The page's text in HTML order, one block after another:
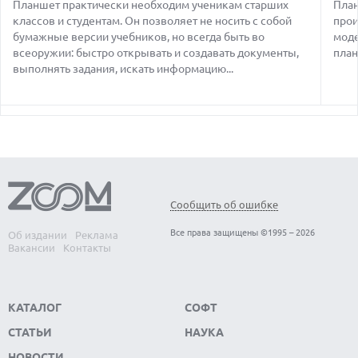
HUAWEI ПРЕДСТАВИЛА ПЛАНШЕТ MATEPAD PRO 2026
ТОЛЩИНОЙ 4,7 ММ И 12" OLED МАТРИЦЕЙ
06.08.2026
TROUVER ПРЕДСТАВИЛ НОВЫЕ ТЕХНОЛОГИИ ВЛАЖНОЙ
УБОРКИ И ЛИНЕЙКУ ТЕХНИКИ 2026 ГОДА
СПУТНИКОВОЙ СВЯЗЬЮ
06.08.2026
ФЕРМЕРЫ ИЗ КЕНТУККИ ОТВЕРГЛИ ПРЕДЛОЖЕНИЕ В 26
МИЛЛИОНОВ ДОЛЛАРОВ ЗА СТРОИТЕЛЬСТВО ЦОД
Планшет практически необходим ученикам старших
классов и студентам. Он позволяет не носить с собой
бумажные версии учебников, но всегда быть во
всеоружии: быстро открывать и создавать документы,
выполнять задания, искать информацию...
Об издании
Реклама
Вакансии
Контакты
Сообщить об ошибке
Все права защищены ©1995 – 2026
КАТАЛОГ
СТАТЬИ
СОФТ
НАУКА